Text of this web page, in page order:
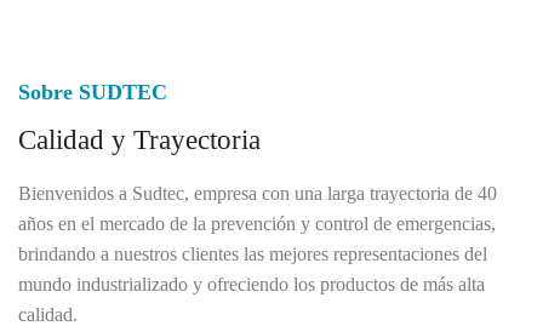
Sobre SUDTEC
Calidad y Trayectoria
Bienvenidos a Sudtec, empresa con una larga trayectoria de 40
años en el mercado de la prevención y control de emergencias,
brindando a nuestros clientes las mejores representaciones del
mundo industrializado y ofreciendo los productos de más alta
calidad.